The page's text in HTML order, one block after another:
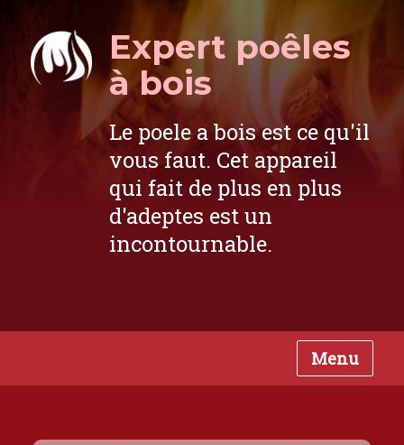
Menu
Expert poêles
à bois
Le poele a bois est ce qu'il
vous faut. Cet appareil
qui fait de plus en plus
d'adeptes est un
incontournable.